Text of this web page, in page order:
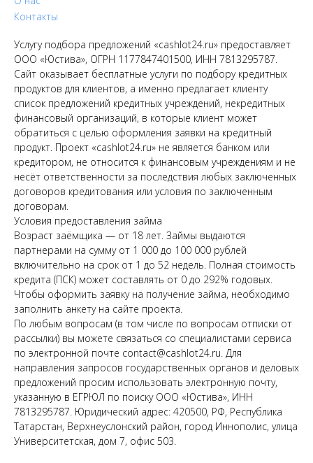
Контакты
Услугу подбора предложений «cashlot24.ru» предоставляет
ООО «Юстива», ОГРН 1177847401500, ИНН 7813295787.
Сайт оказывает бесплатные услуги по подбору кредитных
продуктов для клиентов, а именно предлагает клиенту
список предложений кредитных учреждений, некредитных
финансовый организаций, в которые клиент может
обратиться с целью оформления заявки на кредитный
продукт. Проект «cashlot24.ru» не является банком или
кредитором, не относится к финансовым учреждениям и не
несёт ответственности за последствия любых заключенных
договоров кредитования или условия по заключенным
договорам.
Условия предоставления займа
Возраст заёмщика — от 18 лет. Займы выдаются
партнерами на сумму от 1 000 до 100 000 рублей
включительно на срок от 1 до 52 недель. Полная стоимость
кредита (ПСК) может составлять от 0 до 292% годовых.
Чтобы оформить заявку на получение займа, необходимо
заполнить анкету на сайте проекта.
По любым вопросам (в том числе по вопросам отписки от
рассылки) вы можете связаться со специалистами сервиса
по электронной почте contact@cashlot24.ru. Для
направления запросов государственных органов и деловых
предложений просим использовать электронную почту,
указанную в ЕГРЮЛ по поиску ООО «Юстива», ИНН
7813295787. Юридический адрес: 420500, РФ, Республика
Татарстан, Верхнеуслонский район, город Иннополис, улица
Университетская, дом 7, офис 503.